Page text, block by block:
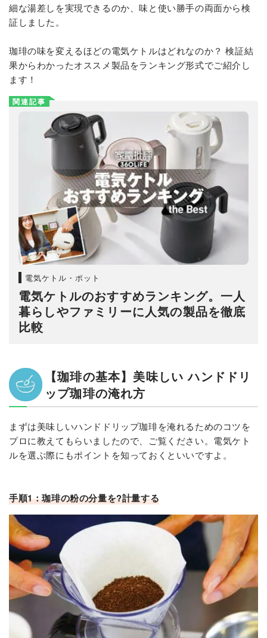
細な湯差しを実現できるのか、味と使い勝手の両面から検
証しました。
珈琲の味を変えるほどの電気ケトルはどれなのか？ 検証結
果からわかったオススメ製品をランキング形式でご紹介し
ます！
関連記事
電気ケトル・ポット
電気ケトルのおすすめランキング。一人
暮らしやファミリーに人気の製品を徹底
比較
【珈琲の基本】美味しい ハンドドリ
ップ珈琲の淹れ方
まずは美味しいハンドドリップ珈琲を淹れるためのコツを
プロに教えてもらいましたので、ご覧ください。電気ケト
ルを選ぶ際にもポイントを知っておくといいですよ。
手順1：珈琲の粉の分量を?計量する